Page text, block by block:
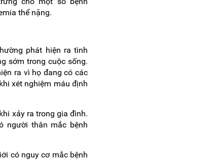
thể nặng.
phát hiện ra tình
sớm trong cuộc sống.
ra vì họ đang có các
xét nghiệm máu định
xảy ra trong gia đình.
người thân mắc bệnh
có nguy cơ mắc bệnh